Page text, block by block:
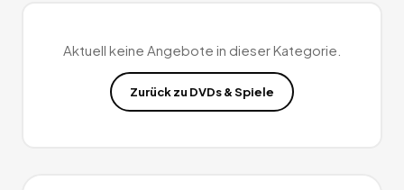
Aktuell keine Angebote in dieser Kategorie.
Zurück zu DVDs & Spiele